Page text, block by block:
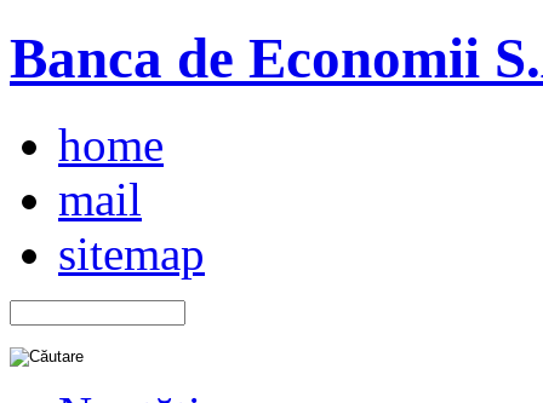
Banca de Economii
home
mail
sitemap